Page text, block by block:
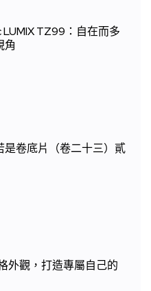
LUMIX TZ99：自在而多
角
是卷底片（卷二十三）貳
外觀，打造專屬自己的